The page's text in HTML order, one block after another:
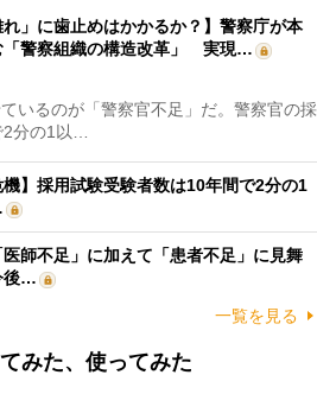
れ」に歯止めはかかるか？】警察庁が本
「警察組織の構造改革」 実現…
いるのが「警察官不足」だ。警察官の採
分の1以…
機】採用試験受験者数は10年間で2分の1
医師不足」に加えて「患者不足」に見舞
後…
一覧を見る
みた、使ってみた